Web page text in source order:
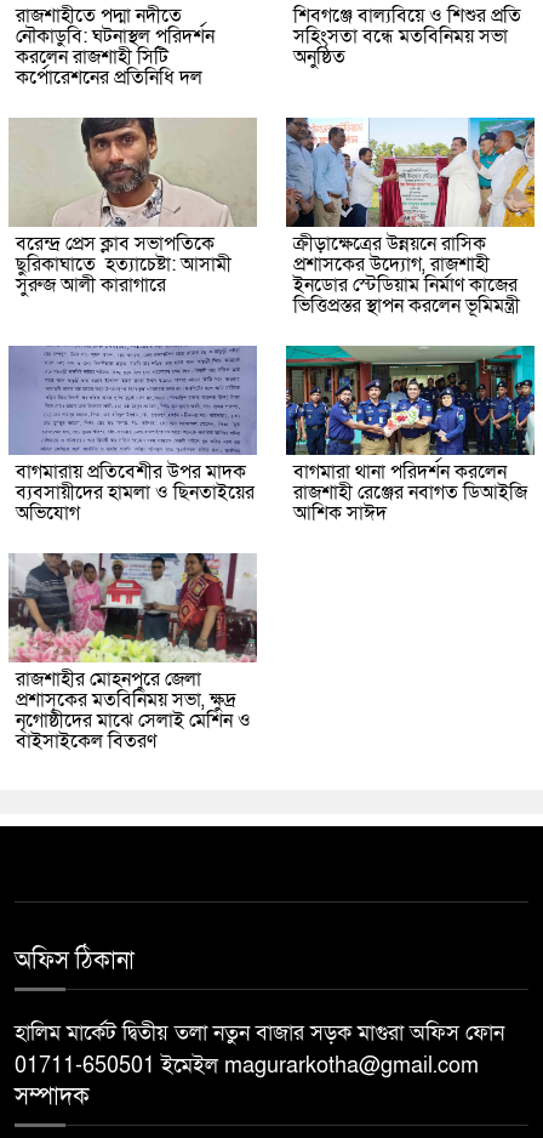
রাজশাহীতে পদ্মা নদীতে
নৌকাডুবি: ঘটনাস্থল পরিদর্শন
করলেন রাজশাহী সিটি
কর্পোরেশনের প্রতিনিধি দল
শিবগঞ্জে বাল্যবিয়ে ও শিশুর প্রতি
সহিংসতা বন্ধে মতবিনিময় সভা
অনুষ্ঠিত
বরেন্দ্র প্রেস ক্লাব সভাপতিকে
ছুরিকাঘাতে হত্যাচেষ্টা: আসামী
সুরুজ আলী কারাগারে
ক্রীড়াক্ষেত্রের উন্নয়নে রাসিক
প্রশাসকের উদ্যোগ, রাজশাহী
ইনডোর স্টেডিয়াম নির্মাণ কাজের
ভিত্তিপ্রস্তর স্থাপন করলেন ভূমিমন্ত্রী
বাগমারায় প্রতিবেশীর উপর মাদক
ব্যবসায়ীদের হামলা ও ছিনতাইয়ের
অভিযোগ
বাগমারা থানা পরিদর্শন করলেন
রাজশাহী রেঞ্জের নবাগত ডিআইজি
আশিক সাঈদ
রাজশাহীর মোহনপুরে জেলা
প্রশাসকের মতবিনিময় সভা, ক্ষুদ্র
নৃগোষ্ঠীদের মাঝে সেলাই মেশিন ও
বাইসাইকেল বিতরণ
অফিস ঠিকানা
হালিম মার্কেট দ্বিতীয় তলা নতুন বাজার সড়ক মাগুরা অফিস ফোন
01711-650501 ইমেইল magurarkotha@gmail.com
সম্পাদক